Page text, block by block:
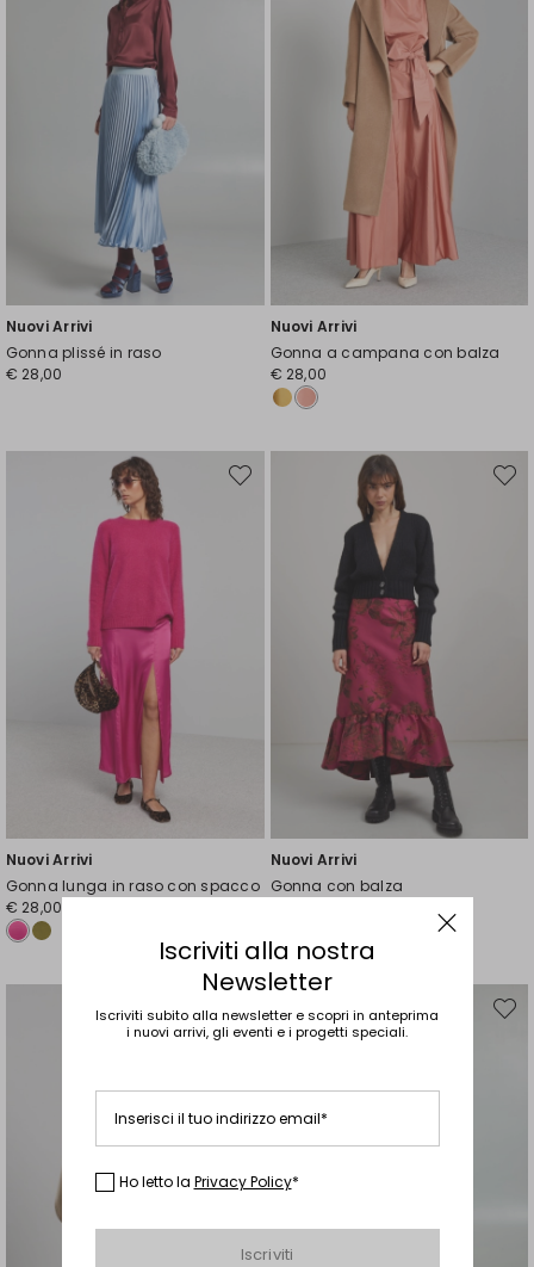
Nuovi Arrivi
Gonna plissé in raso
€ 28,00
Nuovi Arrivi
Gonna a campana con balza
€ 28,00
Nuovi Arrivi
Gonna lunga in raso con spacco
€ 28,00
Sposta
Nuovi Arrivi
Gonna con balza
Sposta
wishlist
Iscriviti alla nostra
Newsletter
Iscriviti subito alla newsletter e scopri in anteprima
i nuovi arrivi, gli eventi e i progetti speciali.
Inserisci il tuo indirizzo email*
Ho letto la Privacy Policy*
Iscriviti